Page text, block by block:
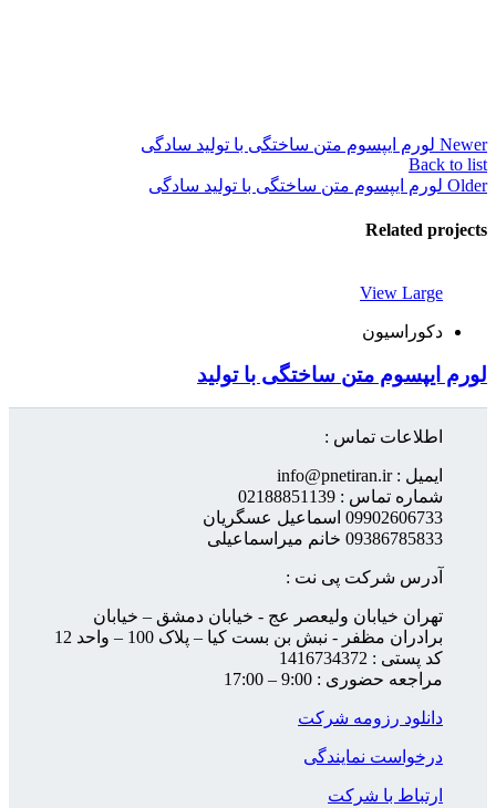
Newer لورم ایپسوم متن ساختگی با تولید سادگی
Back to list
Older لورم ایپسوم متن ساختگی با تولید سادگی
Related projects
View Large
دکوراسیون
لورم ایپسوم متن ساختگی با تولید
اطلاعات تماس :
ایمیل : info@pnetiran.ir
شماره تماس : 02188851139
09902606733 اسماعیل عسگریان
09386785833 خانم میراسماعیلی
آدرس شرکت پی نت :
تهران خیابان ولیعصر عج - خیابان دمشق – خیابان
برادران مظفر - نبش بن بست کیا – پلاک 100 – واحد 12
کد پستی : 1416734372
مراجعه حضوری : 9:00 – 17:00
دانلود رزومه شرکت
درخواست نمایندگی
ارتباط با شرکت